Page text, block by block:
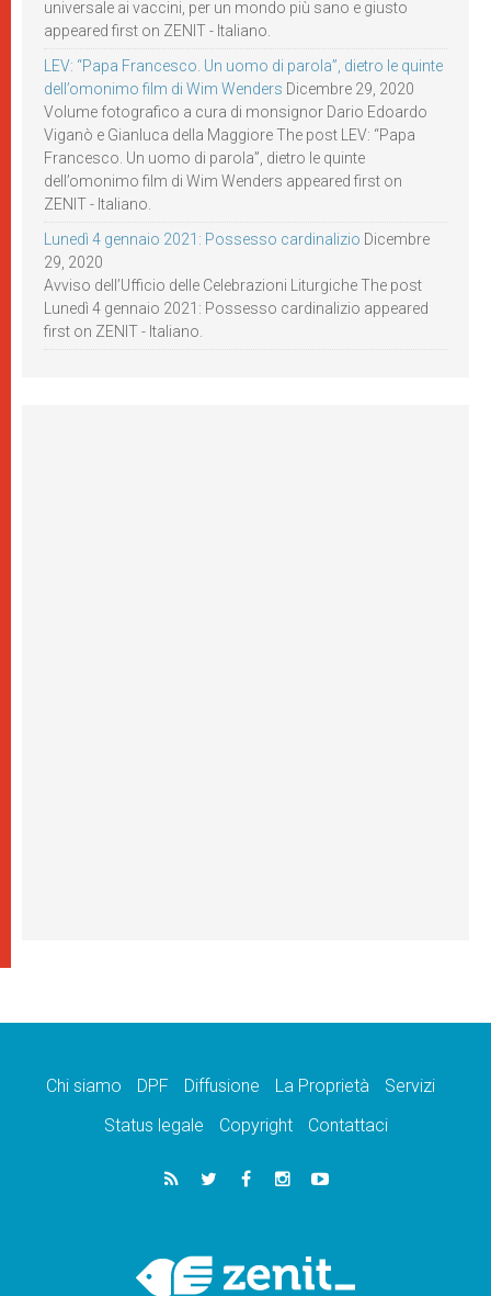
universale ai vaccini, per un mondo più sano e giusto
appeared first on ZENIT - Italiano.
LEV: “Papa Francesco. Un uomo di parola”, dietro le quinte
dell’omonimo film di Wim Wenders Dicembre 29, 2020
Volume fotografico a cura di monsignor Dario Edoardo
Viganò e Gianluca della Maggiore The post LEV: “Papa
Francesco. Un uomo di parola”, dietro le quinte
dell’omonimo film di Wim Wenders appeared first on
ZENIT - Italiano.
Lunedì 4 gennaio 2021: Possesso cardinalizio Dicembre
29, 2020
Avviso dell’Ufficio delle Celebrazioni Liturgiche The post
Lunedì 4 gennaio 2021: Possesso cardinalizio appeared
first on ZENIT - Italiano.
Chi siamo DPF Diffusione La Proprietà
Servizi
Status legale
Copyright Contattaci